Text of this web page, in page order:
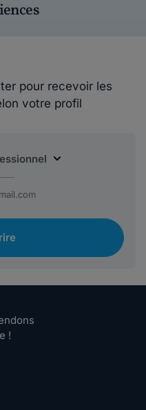
pour recevoir les
votre profil
!